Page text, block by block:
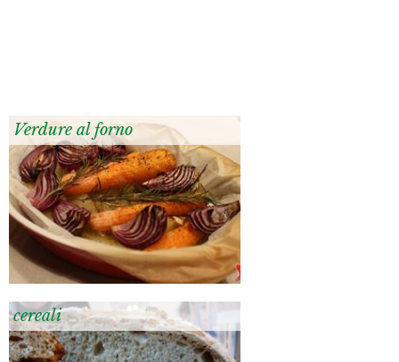
Verdure al forno
cereali